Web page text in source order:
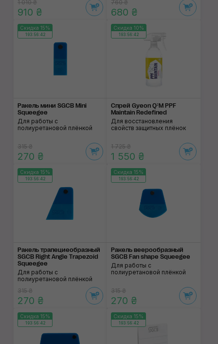
1 010 ₴
910 ₴
760 ₴
680 ₴
Скидка 15%
193:56:41
Ракель мини SGCB Mini
Squeegee
Для работы с
полиуретановой плёнкой
315 ₴
270 ₴
Скидка 10%
193:56:41
Спрей Gyeon Q²M PPF
Maintain Redefined
Для восстановления
свойств защитных плёнок
1 725 ₴
1 550 ₴
Скидка 15%
193:56:41
Ракель трапециеоб­разный
SGCB Right Angle Trapezoid
Squeegee
Для работы с
полиуретановой плёнкой
315 ₴
270 ₴
Скидка 15%
193:56:41
Ракель веерообраз­ный
SGCB Fan shape Squeegee
Для работы с
полиуретановой плёнкой
315 ₴
270 ₴
Скидка 15%
193:56:41
Скидка 15%
193:56:41